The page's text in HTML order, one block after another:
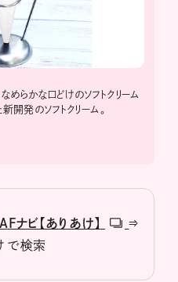
らかな口どけのソフトクリーム
開発のソフトクリーム。
ナビ【ありあけ】
⇒
で検索